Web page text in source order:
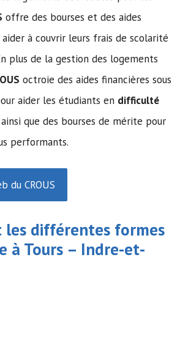
offre des bourses et des aides
à couvrir leurs frais de scolarité
plus de la gestion des logements
octroie des aides financières sous
aider les étudiants en difficulté
que des bourses de mérite pour
performants.
du CROUS
les différentes formes
à Tours – Indre-et-